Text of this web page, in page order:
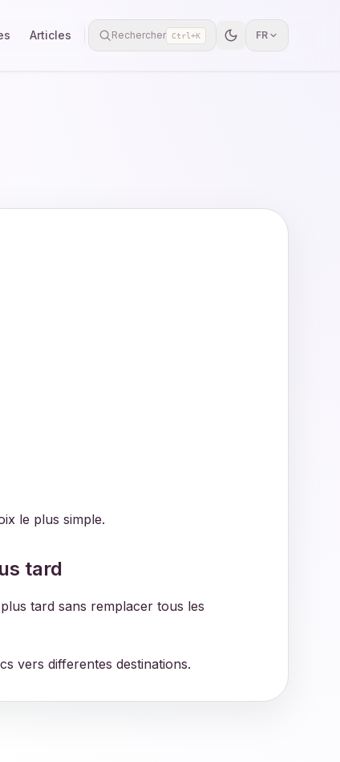
Articles Rechercher Ctrl+K FR
le plus simple.
tard
tard sans remplacer tous les
vers differentes destinations.